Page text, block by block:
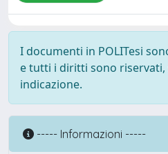
I documenti in POLITesi
e tutti i diritti sono riservati,
indicazione.
----- Informazioni -----